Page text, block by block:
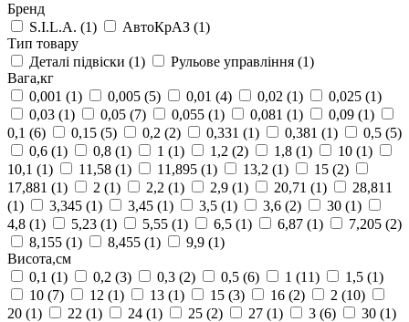
Бренд
S.I.L.A. (1) АвтоКрАЗ (1)
Тип товару
Деталі підвіски (1) Рульове управління (1)
Вага,кг
0,001 (1) 0,005 (5) 0,01 (4) 0,02 (1) 0,025 (1)
0,03 (1) 0,05 (7) 0,055 (1) 0,081 (1) 0,09 (1)
0,1 (6) 0,15 (5) 0,2 (2) 0,331 (1) 0,381 (1) 0,5 (5)
0,6 (1) 0,8 (1) 1 (1) 1,2 (2) 1,8 (1) 10 (1)
10,1 (1) 11,58 (1) 11,895 (1) 13,2 (1) 15 (2)
17,881 (1) 2 (1) 2,2 (1) 2,9 (1) 20,71 (1)
28,811
(1)
3,345 (1) 3,45 (1) 3,5 (1) 3,6 (2) 30 (1)
4,8 (1) 5,23 (1) 5,55 (1) 6,5 (1) 6,87 (1) 7,205 (2)
8,155 (1) 8,455 (1) 9,9 (1)
Висота,см
0,1 (1) 0,2 (3) 0,3 (2) 0,5 (6) 1 (11) 1,5 (1)
10 (7) 12 (1) 13 (1) 15 (3) 16 (2) 2 (10)
20 (1) 22 (1) 24 (1) 25 (2) 27 (1) 3 (6) 30 (1)